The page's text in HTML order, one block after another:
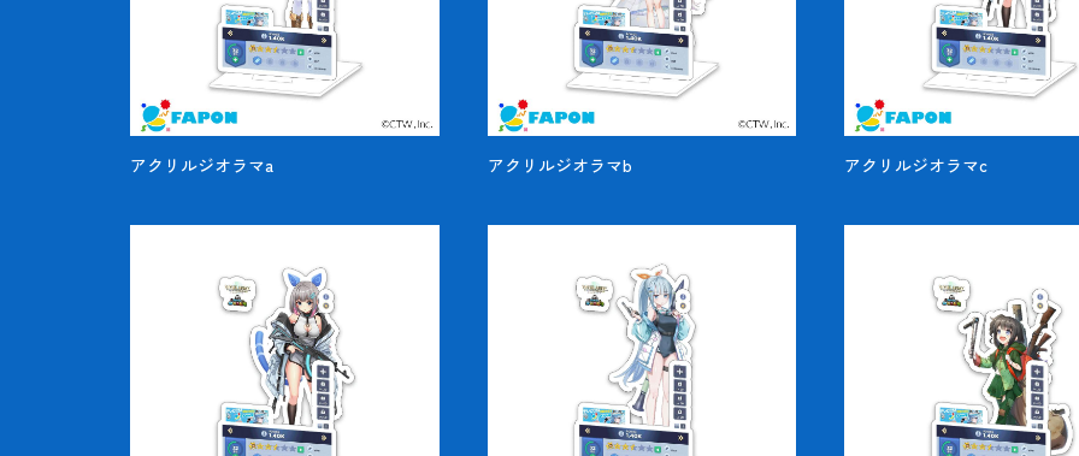
アクリルジオラマa アクリルジオラマb アクリルジオラマc